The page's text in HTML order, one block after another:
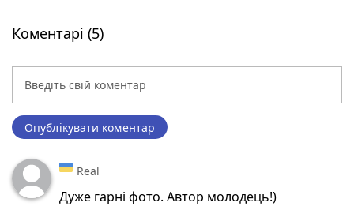
Коментарі (5)
Опублікувати коментар
Real
Дуже гарні фото. Автор молодець!)